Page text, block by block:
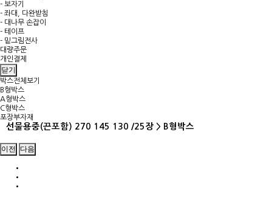
- 보자기
- 좌대, 다완받침
- 대나무 손잡이
- 테이프
- 밑그림전사
대량주문
개인결제
닫기
박스전체보기
B형박스
A형박스
C형박스
포장부자재
선물용중(끈포함) 270 145 130 /25장 > B형박스
이전 다음